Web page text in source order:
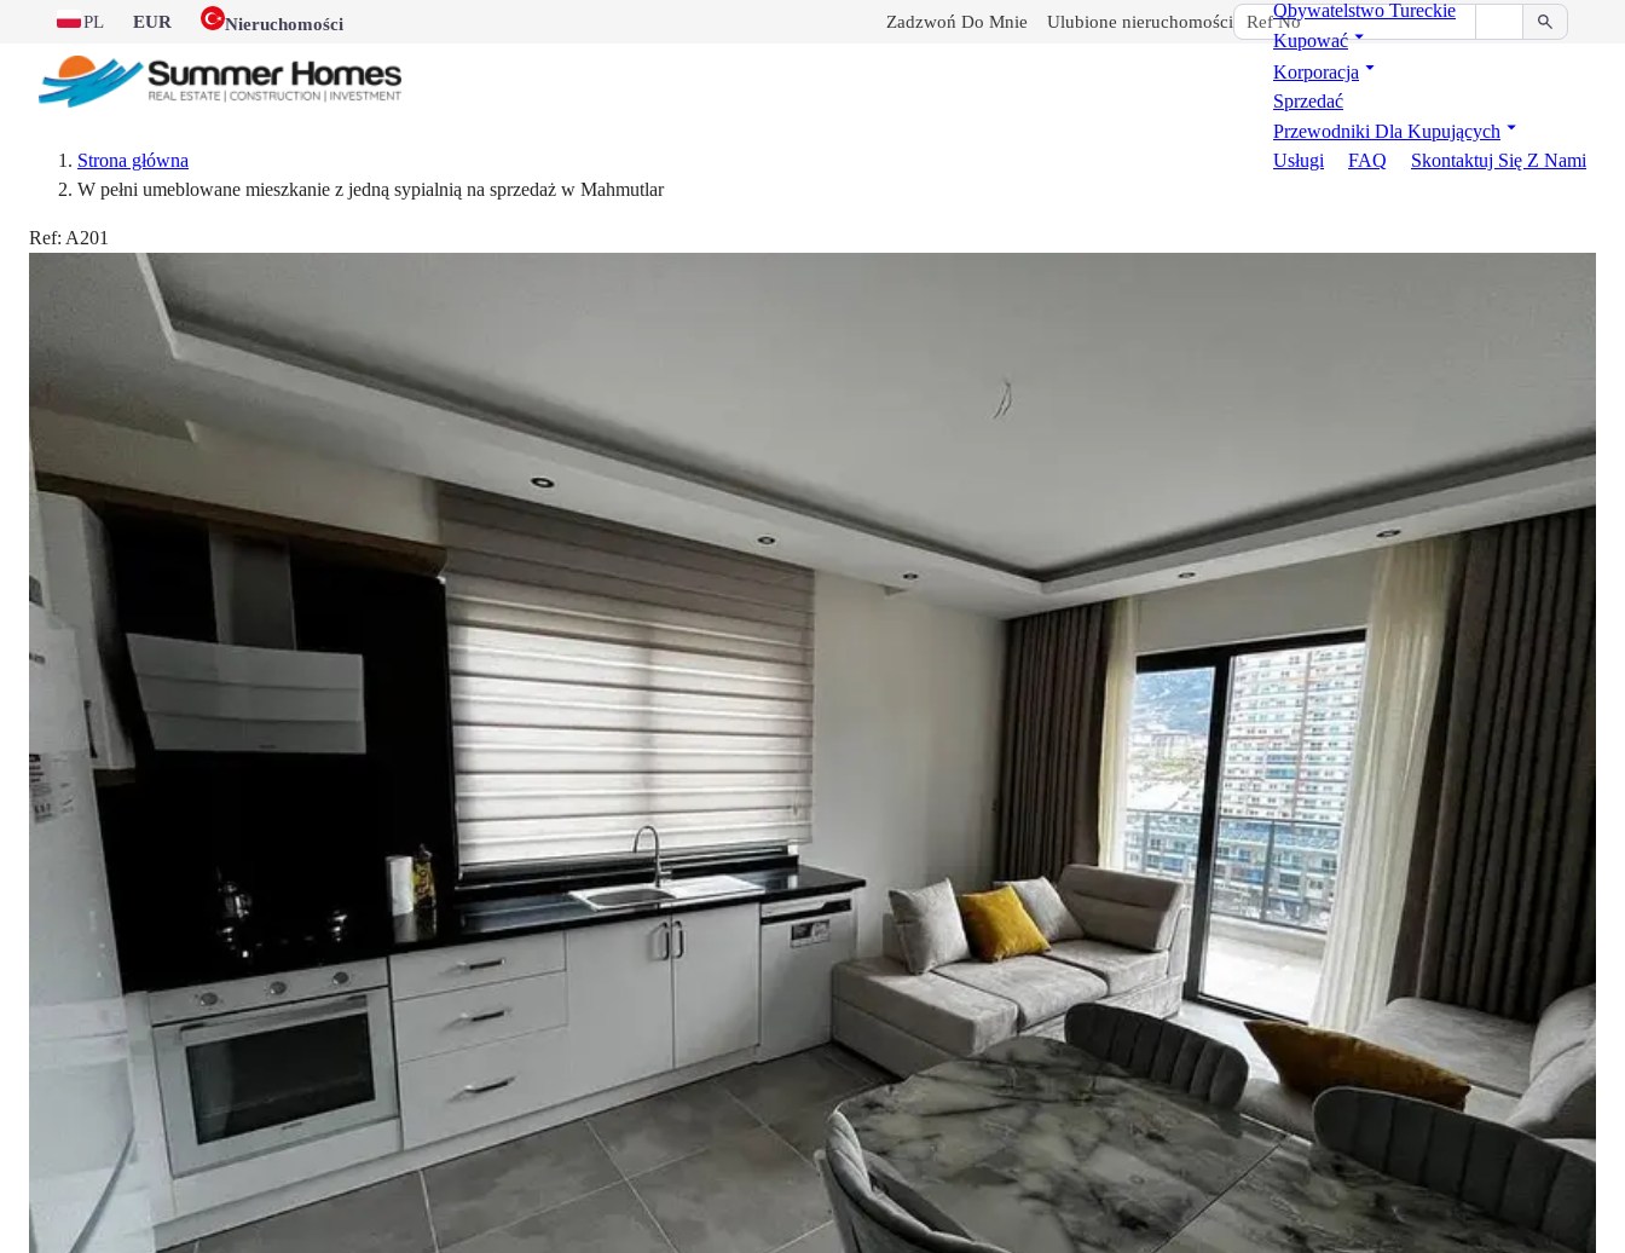
PL EUR Nieruchomości Zadzwoń Do Mnie Ulubione nieruchomości
Obywatelstwo Tureckie
Kupować
Korporacja
Sprzedać
Przewodniki Dla Kupujących
Usługi
FAQ Skontaktuj Się Z Nami
Strona główna
W pełni umeblowane mieszkanie z jedną sypialnią na sprzedaż w Mahmutlar
Ref: A201